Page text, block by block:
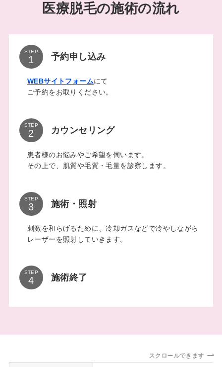
医療脱毛の施術の流れ
STEP
予約申し込み
WEBサイトフォームにて
ご予約をお取りください。
STEP
カウンセリング
患者様のお悩みやご希望を伺います。
その上で、肌質や毛質・毛量を診察します。
STEP
施術・照射
刺激を和らげるために、冷却ガスなどで冷やしながら
レーザーを照射していきます。
STEP
施術終了
スクロールできます